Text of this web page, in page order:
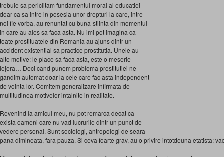
trebuie sa periclitam fundamentul moral al educatiei
doar ca sa intre in posesia unor drepturi la care, intre
noi fie vorba, au renuntat cu buna-stiinta din momentul
in care au ales sa faca asta. Nu imi pot imagina ca
toate prostituatele din Romania au ajuns dintr-un
accident existential sa practice prostitutia. Unele au
alte motive: le place sa faca asta, este o meserie
lejera… Deci cand punem problema prostitutiei ne
gandim automat doar la cele care fac asta independent
de vointa lor. Comitem generalizare infirmata de
multitudinea motivelor intalnite in realitate.
Revenind la amicul meu, nu pot remarca decat ca
exista oameni care nu vad lucrurile dintr-un punct de
vedere personal. Sunt sociologi, antropologi de seara
pana dimineata, fara pauza. Si ceva foarte grav, au o privire intotdeuna etatista: